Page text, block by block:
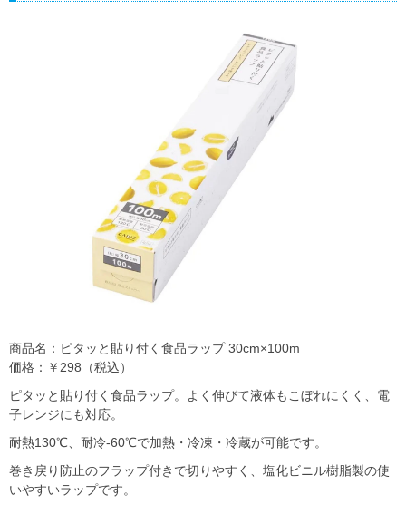
商品名：ピタッと貼り付く食品ラップ 30cm×100m
価格：￥298（税込）
ピタッと貼り付く食品ラップ。よく伸びて液体もこぼれにくく、電
子レンジにも対応。
耐熱130℃、耐冷-60℃で加熱・冷凍・冷蔵が可能です。
巻き戻り防止のフラップ付きで切りやすく、塩化ビニル樹脂製の使
いやすいラップです。